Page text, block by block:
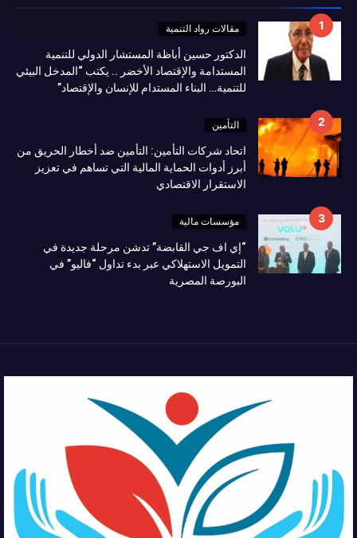
مقالات رواد التنمية
الدكتور حسين أباظة المستشار الدولي للتنمية
المستدامة والإقتصاد الأخضر .. يكتب “المدخل البيئي
للتنمية… البناء المستدام للإنسان والإقتصاد”
التأمين
اتحاد شركات التأمين: التأمين ضد أخطار الحريق من
أبرز أدوات الحماية المالية التي تساهم في تعزيز
الاستقرار الاقتصادي
مؤسسات مالية
“إي اف جي القابضة” تدشن مرحلة جديدة في
التمويل الاستهلاكي عبر بدء تداول “فاليو” في
البورصة المصرية